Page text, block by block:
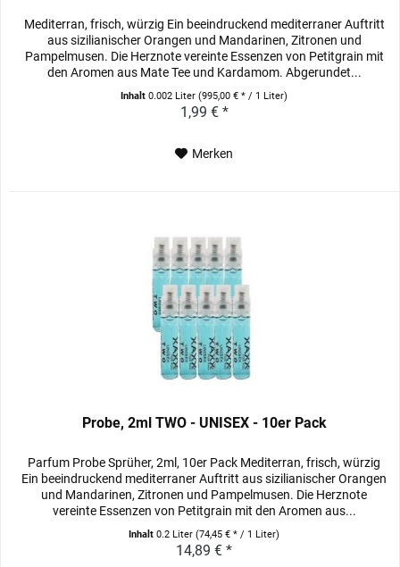
Mediterran, frisch, würzig Ein beeindruckend mediterraner Auftritt
aus sizilianischer Orangen und Mandarinen, Zitronen und
Pampelmusen. Die Herznote vereinte Essenzen von Petitgrain mit
den Aromen aus Mate Tee und Kardamom. Abgerundet...
Inhalt0.002 Liter(995,00 € * / 1 Liter)
1,99 € *
Merken
Probe, 2ml TWO - UNISEX - 10er Pack
Parfum Probe Sprüher, 2ml, 10er Pack Mediterran, frisch, würzig
Ein beeindruckend mediterraner Auftritt aus sizilianischer Orangen
und Mandarinen, Zitronen und Pampelmusen. Die Herznote
vereinte Essenzen von Petitgrain mit den Aromen aus...
Inhalt0.2 Liter(74,45 € * / 1 Liter)
14,89 € *